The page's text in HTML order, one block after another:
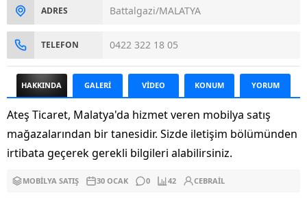
ADRES Battalgazi/MALATYA
TELEFON 0422 322 18 05
HAKKINDA GALERİ VİDEO KONUM YORUM
Ateş Ticaret, Malatya'da hizmet veren mobilya satış
mağazalarından bir tanesidir. Sizde iletişim bölümünden
irtibata geçerek gerekli bilgileri alabilirsiniz.
MOBILYA SATIŞ 30 OCAK 0 42 CEBRAIL